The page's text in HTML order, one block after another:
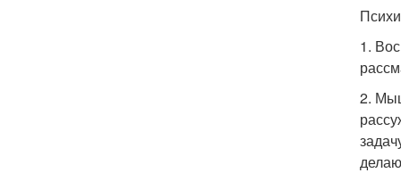
1.
2.